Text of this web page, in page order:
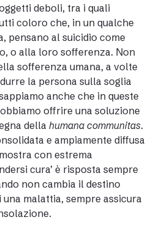
deboli, tra i quali
coloro che, in un qualche
pensano al suicidio come
o alla loro sofferenza. Non
sofferenza umana, a volte
la persona sulla soglia
anche che in queste
offrire una soluzione
della humana communitas.
e ampiamente diffusa
con estrema
cura’ è risposta sempre
non cambia il destino
una malattia, sempre assicura